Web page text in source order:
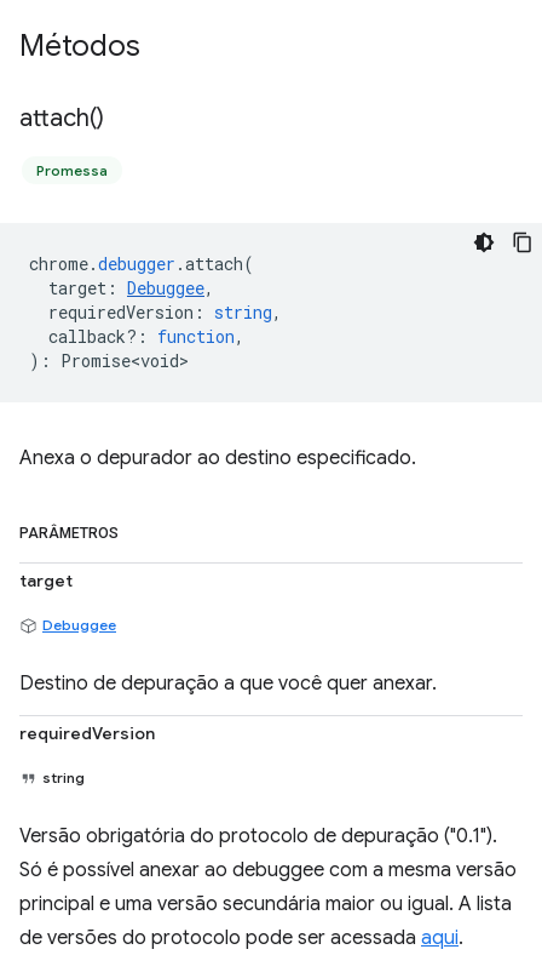
Métodos
attach()
Promessa
chrome.debugger .attach(
target : Debuggee,
requiredVersion : string,
callback? : function,
) : Promise<void>
Anexa o depurador ao destino especificado.
PARÂMETROS
target
Debuggee
Destino de depuração a que você quer anexar.
requiredVersion
string
Versão obrigatória do protocolo de depuração ("0.1").
Só é possível anexar ao debuggee com a mesma versão
principal e uma versão secundária maior ou igual. A lista
de versões do protocolo pode ser acessada aqui.